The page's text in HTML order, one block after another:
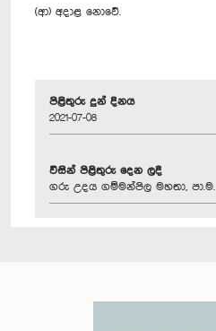
(ආ) අදාළ නොවේ.
පිළිතුරු දුන් දිනය
2021-07-08
විසින් පිළිතුරු දෙන ලදී
ගරු උදය ගම්මන්පිල මහතා, පා.ම.